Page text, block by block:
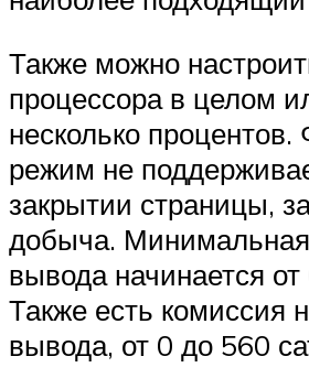
Также можно
процессора в целом
несколько
режим не
закрытии страницы,
добыча.
вывода начинается
Также есть комиссия
вывода, от 0 до 560